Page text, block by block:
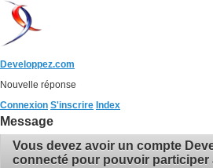
Developpez.com
Nouvelle réponse
Connexion S'inscrire Index
Message
Vous devez avoir un compte
connecté pour pouvoir